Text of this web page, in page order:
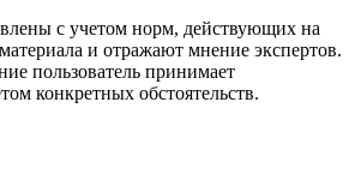
с учетом норм, действующих на
и отражают мнение экспертов.
пользователь принимает
конкретных обстоятельств.